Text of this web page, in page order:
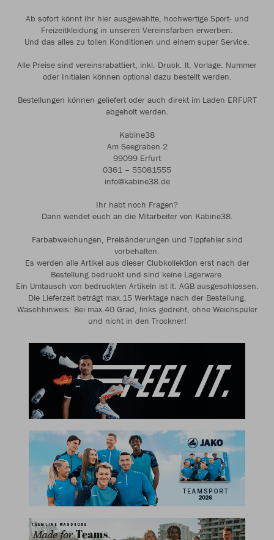
Ab sofort könnt Ihr hier ausgewählte, hochwertige Sport- und
Freizeitkleidung in unseren Vereinsfarben erwerben.
Und das alles zu tollen Konditionen und einem super Service.
Alle Preise sind vereinsrabattiert, inkl. Druck. lt. Vorlage. Nummer
oder Initialen können optional dazu bestellt werden.
Bestellungen können geliefert oder auch direkt im Laden ERFURT
abgeholt werden.
Kabine38
Am Seegraben 2
99099 Erfurt
0361 – 55081555
info@kabine38.de
Ihr habt noch Fragen?
Dann wendet euch an die Mitarbeiter von Kabine38.
Farbabweichungen, Preisänderungen und Tippfehler sind
vorbehalten.
Es werden alle Artikel aus dieser Clubkollektion erst nach der
Bestellung bedruckt und sind keine Lagerware.
Ein Umtausch von bedruckten Artikeln ist lt. AGB ausgeschlossen.
Die Lieferzeit beträgt max.15 Werktage nach der Bestellung.
Waschhinweis: Bei max.40 Grad, links gedreht, ohne Weichspüler
und nicht in den Trockner!